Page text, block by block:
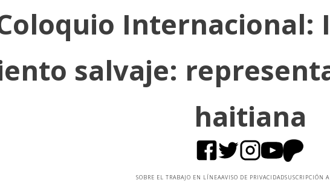
Internacional:
salvaje:
haitiana
SOBRE EL TRABAJO EN LÍNEAAVISO DE PRIVACIDADSUSCRIPCIÓN